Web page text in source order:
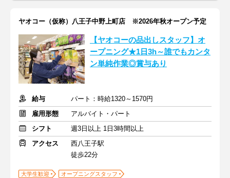
ヤオコー（仮称）八王子中野上町店 ※2026年秋オープン予定
【ヤオコーの品出しスタッフ】オ
ープニング★1日3h～誰でもカンタ
ン単純作業◎賞与あり
給与
パート：時給1320～1570円
雇用形態
アルバイト・パート
シフト
週3日以上 1日3時間以上
アクセス
西八王子駅
徒歩22分
大学生歓迎
オープニングスタッフ